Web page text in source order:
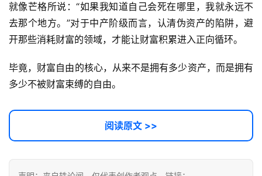
就像芒格所说：“如果我知道自己会死在哪里，我就永远不
去那个地方。”对于中产阶级而言，认清伪资产的陷阱，避
开那些消耗财富的领域，才能让财富积累进入正向循环。
毕竟，财富自由的核心，从来不是拥有多少资产，而是拥有
多少不被财富束缚的自由。
阅读原文 >>